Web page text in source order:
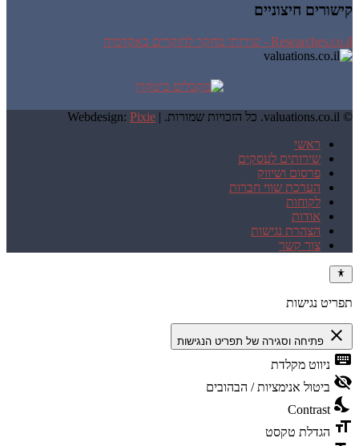
קישורים חיצוניים
Researches.co.il - שירותי מחקר לחוקרים באקדמיה
© valuations.co.il. כל הזכויות שמורות. | Webdesign: Pixie
ראשי
שירותים לעסקים
פרסום ושיווק
הערכת שווי חברות
לקוחות
אודות
הצהרת נגישות
צור קשר
תפריט נגישות
close פתיחה וסגירה של תפריט הנגישות
keyboard ניווט מקלדת
visibility_off ביטול אנימציות / הבהובים
nights_stay
Contrast
format_size הגדלת טקסט